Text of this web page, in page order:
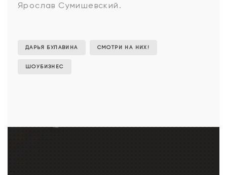
Ярослав Сумишевский.
ДАРЬЯ БУЛАВИНА СМОТРИ НА НИХ!
ШОУБИЗНЕС